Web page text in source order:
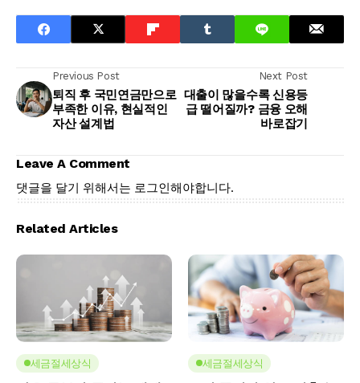
Previous Post
퇴직 후 국민연금만으로
부족한 이유, 현실적인
자산 설계법
Next Post
대출이 많을수록 신용등
급 떨어질까? 금융 오해
바로잡기
Leave A Comment
댓글을 달기 위해서는 로그인해야합니다.
Related Articles
세금절세상식 세금절세상식